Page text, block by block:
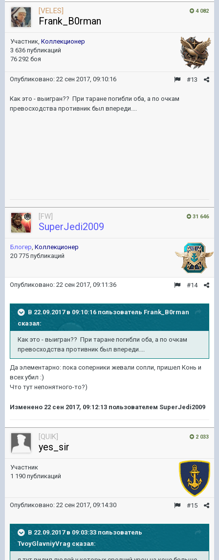
4 082
[VELES]
Frank_B0rman
Участник, Коллекционер
3 636 публикаций
76 292 боя
#13
Опубликовано: 22 сен 2017, 09:10:16
Как это - выигран?? При таране погибли оба, а по очкам
превосходства противник был впереди....
31 646
[FW]
SuperJedi2009
Блогер, Коллекционер
20 775 публикаций
#14
Опубликовано: 22 сен 2017, 09:11:36
В 22.09.2017 в 09:10:16 пользователь Frank_B0rman
сказал:
Как это - выигран?? При таране погибли оба, а по очкам
превосходства противник был впереди....
Да элементарно: пока соперники жевали сопли, пришел Конь и
всех убил :)
Что тут непонятного-то?)
Изменено 22 сен 2017, 09:12:13 пользователем SuperJedi2009
2 033
[QUIK]
yes_sir
Участник
1 190 публикаций
#15
Опубликовано: 22 сен 2017, 09:14:30
В 22.09.2017 в 09:03:33 пользователь
TvoyGlavniyVrag сказал: